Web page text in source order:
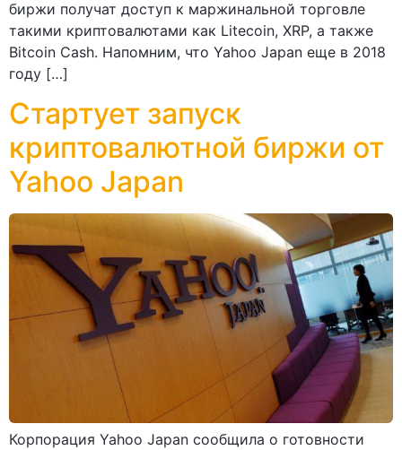
биржи получат доступ к маржинальной торговле
такими криптовалютами как Litecoin, XRP, а также
Bitcoin Cash. Напомним, что Yahoo Japan еще в 2018
году […]
Стартует запуск
криптовалютной биржи от
Yahoo Japan
Корпорация Yahoo Japan сообщила о готовности